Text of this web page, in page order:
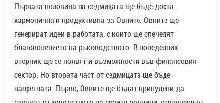
Първата половина на седмицата ще бъде доста
хармонична и продуктивна за Овните. Овните ще
генерират идеи в работата, с които ще спечелят
благоволението на ръководството. В понеделник-
вторник ще се появят и възможности във финансовия
сектор. Но втората част от седмицата ще бъде
напрегната. Първо, Овните ще бъдат принудени да